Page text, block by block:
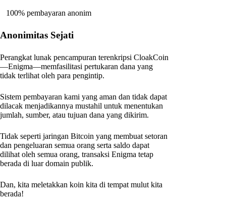
100% pembayaran anonim
Anonimitas Sejati
Perangkat lunak pencampuran terenkripsi CloakCoin
—Enigma—memfasilitasi pertukaran dana yang
tidak terlihat oleh para pengintip.
Sistem pembayaran kami yang aman dan tidak dapat
dilacak menjadikannya mustahil untuk menentukan
jumlah, sumber, atau tujuan dana yang dikirim.
Tidak seperti jaringan Bitcoin yang membuat setoran
dan pengeluaran semua orang serta saldo dapat
dilihat oleh semua orang, transaksi Enigma tetap
berada di luar domain publik.
Dan, kita meletakkan koin kita di tempat mulut kita
berada!